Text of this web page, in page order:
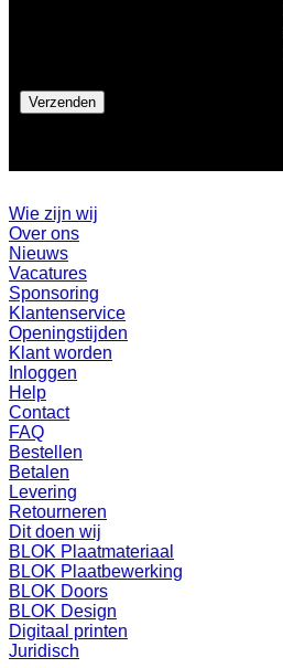
Wie zijn wij
Over ons
Nieuws
Vacatures
Sponsoring
Klantenservice
Openingstijden
Klant worden
Inloggen
Help
Contact
FAQ
Bestellen
Betalen
Levering
Retourneren
Dit doen wij
BLOK Plaatmateriaal
BLOK Plaatbewerking
BLOK Doors
BLOK Design
Digitaal printen
Juridisch